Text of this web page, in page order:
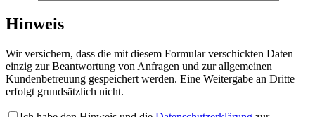
Hinweis
Wir versichern, dass die mit diesem Formular verschickten Daten
einzig zur Beantwortung von Anfragen und zur allgemeinen
Kundenbetreuung gespeichert werden. Eine Weitergabe an Dritte
erfolgt grundsätzlich nicht.